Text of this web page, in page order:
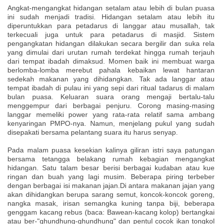
Angkat-mengangkat hidangan setalam atau lebih di bulan puasa
ini sudah menjadi tradisi. Hidangan setalam atau lebih itu
diperuntukkan para petadarus di langgar atau musallah, tak
terkecuali juga untuk para petadarus di masjid. Sistem
pengangkatan hidangan dilakukan secara bergilir dan suka rela
yang dimulai dari urutan rumah terdekat hingga rumah terjauh
dari tempat ibadah dimaksud. Momen baik ini membuat warga
berlomba-lomba merebut pahala kebaikan lewat hantaran
sedekah makanan yang dihidangkan. Tak ada langgar atau
tempat ibadah di pulau ini yang sepi dari ritual tadarus di malam
bulan puasa. Keluaran suara orang mengaji bertalu-talu
menggempur dari berbagai penjuru. Corong masing-masing
langgar memeliki power yang rata-rata relatif sama ambang
kenyaringan PMPO-nya. Namun, menjelang pukul yang sudah
disepakati bersama pelantang suara itu harus senyap.
Pada malam puasa kesekian kalinya giliran istri saya patungan
bersama tetangga belakang rumah kebagian mengangkat
hidangan. Satu talam besar berisi berbagai kudaban atau kue
ringan dan buah yang lagi musim. Beberapa piring terbeber
dengan berbagai isi makanan jajan.Di antara makanan jajan yang
akan dihidangkan berupa sarang semut, koncok-koncok goreng,
nangka masak, irisan semangka kuning tanpa biji, beberapa
genggam kacang rebus (baca: Bawean-kacang kolop) bertangkai
atau ber-"ghundhung-ghundhung" dan pentul cocok ikan tongkol